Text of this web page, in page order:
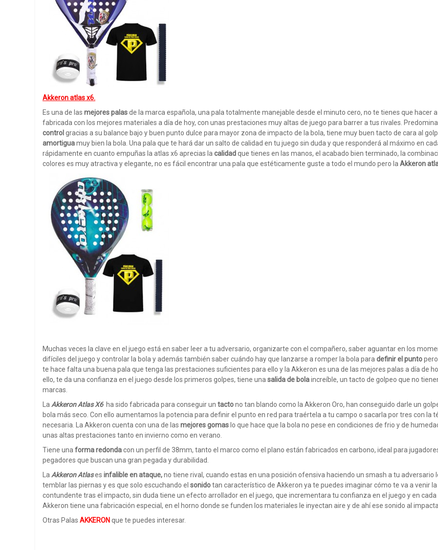
Akkeron atlas x6.
Es una de las mejores palasde la marca española, una pala totalmente manejable desde el minuto cero, no te tienes que hacer a
fabricada con los mejores materiales a día de hoy, con unas prestaciones muy altas de juego para barrer a tus rivales.
control gracias a su balance bajo y buen punto dulce para mayor zona de impacto de la bola, tiene muy buen tacto de cara al
amortiguamuy bien la bola. Una pala que te hará dar un salto de calidad en tu juego sin duda y que responderá al máximo en
rápidamente en cuanto empuñas la atlas x6 aprecias la calidadque tienes en las manos, el acabado bien terminado, la
colores es muy atractiva y elegante, no es fácil encontrar una pala que estéticamente guste a todo el mundo pero la Akkeron
Muchas veces la clave en el juego está en saber leer a tu adversario, organizarte con el compañero, saber aguantar en los
difíciles del juego y controlar la bola y además también saber cuándo hay que lanzarse a romper la bola para definir el punto
te hace falta una buena pala que tenga las prestaciones suficientes para ello y la Akkeron es una de las mejores palas a día de
ello, te da una confianza en el juego desde los primeros golpes, tiene una salida de bolaincreíble, un tacto de golpeo que no
marcas.
La Akkeron Atlas X6 ha sido fabricada para conseguir un tactono tan blando como la Akkeron Oro, han conseguido darle un
bola más seco. Con ello aumentamos la potencia para definir el punto en red para traértela a tu campo o sacarla por tres con la
necesaria. La Akkeron cuenta con una de las mejores gomas lo que hace que la bola no pese en condiciones de frio y de
unas altas prestaciones tanto en invierno como en verano.
Tiene una forma redondacon un perfil de 38mm, tanto el marco como el plano están fabricados en carbono, ideal para
pegadores que buscan una gran pegada y durabilidad.
La Akkeron Atlases infalible en ataque,no tiene rival, cuando estas en una posición ofensiva haciendo un smash a tu adversario
temblar las piernas y es que solo escuchando el sonidotan característico de Akkeron ya te puedes imaginar cómo te va a venir la
contundente tras el impacto, sin duda tiene un efecto arrollador en el juego, que incrementara tu confianza en el juego y en cada
Akkeron tiene una fabricación especial, en el horno donde se funden los materiales le inyectan aire y de ahí ese sonido al
Otras Palas AKKERON que te puedes interesar.